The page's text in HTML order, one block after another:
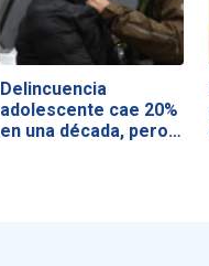
Delincuencia
adolescente cae 20%
en una década, pero…